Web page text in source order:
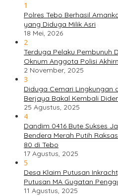
1
Polres Tebo Berhasil
yang Diduga Milik Asri
18 Mei, 2026
2
Terduga Pelaku Pembunuh
Oknum Anggota Polisi
2 November, 2025
3
Diduga Cemari Lingkungan
Berjaya Bakal Kembali
25 Agustus, 2025
4
Dandim 0416 Bute Sukses
Bendera Merah Putih
80 di Tebo
17 Agustus, 2025
5
Desa Klaim Putusan
Putusan MA Gugatan
11 Agustus, 2025